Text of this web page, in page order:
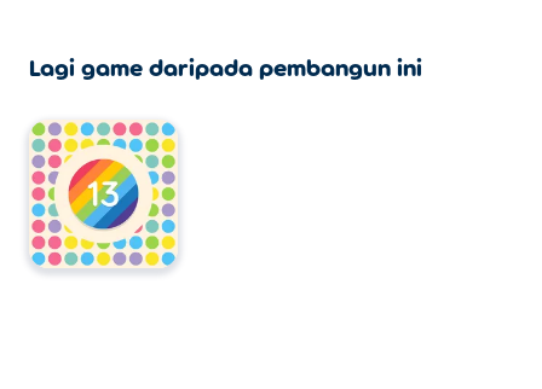
Lagi game daripada pembangun ini